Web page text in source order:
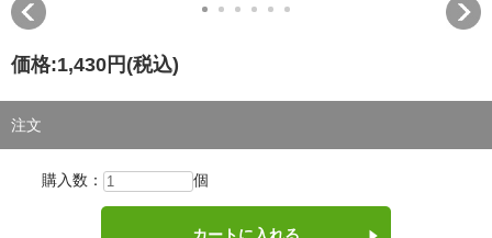
価格:1,430円 (税込)
注文
購入数： 個